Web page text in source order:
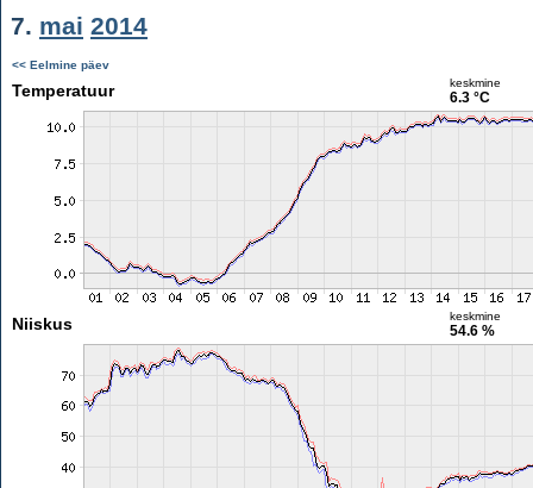
7. mai 2014
<< Eelmine päev
Temperatuur keskmine
6.3 °C
Niiskus keskmine
54.6 %